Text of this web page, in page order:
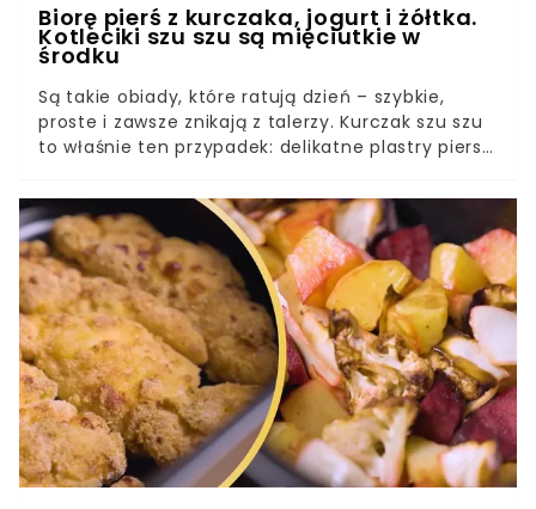
Biorę pierś z kurczaka, jogurt i żółtka.
Kotleciki szu szu są mięciutkie w
środku
Są takie obiady, które ratują dzień – szybkie,
proste i zawsze znikają z talerzy. Kurczak szu szu
to właśnie ten przypadek: delikatne plastry piersi
podsmażone na złoto. Wychodzi miękko w środku
i przyjemnie „na chrupko” z zewnątrz – bez
ciężkiej panierki z bułki tartej. A najlepsze jest to,
że składniki są zwyczajne i najczęściej już czekają
w lodówce.Kurczak szu szu – co to za danie i skąd
ta nazwaJogurt, żółtka i skrobia – dlaczego
kotleciki wychodzą tak soczysteKurczak szu szu –
przepis na kotleciki szuszu krok po kroku